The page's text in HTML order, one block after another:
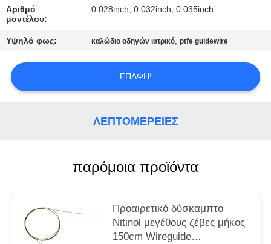
PRIVACY
Αριθμό
μοντέλου:
0.028inch, 0.032inch, 0.035inch
Υψηλό φως: καλώδιο οδηγών ιατρικό,ptfe guidewire
ΕΠΑΦΉ!
ΛΕΠΤΟΜΈΡΕΙΕΣ
παρόμοια προϊόντα
Προαιρετικό δύσκαμπτο
Nitinol μεγέθους ζέβες μήκος
150cm Wireguide